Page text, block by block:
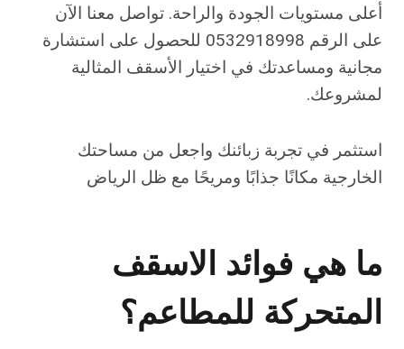
أعلى مستويات الجودة والراحة. تواصل معنا الآن
على الرقم 0532918998 للحصول على استشارة
مجانية ومساعدتك في اختيار الأسقف المثالية
لمشروعك.
استثمر في تجربة زبائنك واجعل من مساحتك
الخارجية مكانًا جذابًا ومريحًا مع ظل الرياض
ما هي فوائد الاسقف
المتحركة للمطاعم؟